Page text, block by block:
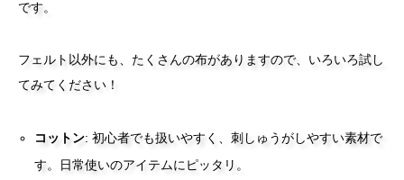
です。
フェルト以外にも、たくさんの布がありますので、いろいろ試し
てみてください！
コットン: 初心者でも扱いやすく、刺しゅうがしやすい素材で
す。日常使いのアイテムにピッタリ。